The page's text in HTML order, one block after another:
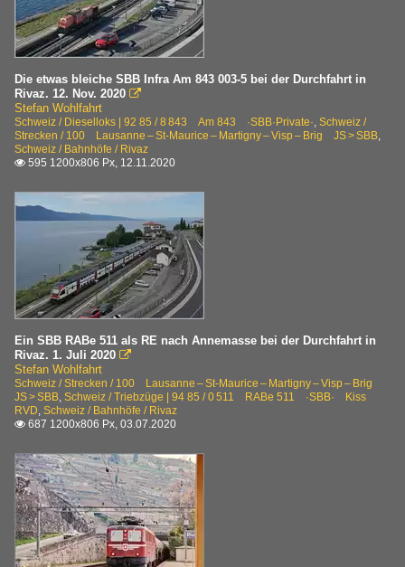
Die etwas bleiche SBB Infra Am 843 003-5 bei der Durchfahrt in
Rivaz. 12. Nov. 2020 
Stefan Wohlfahrt
Schweiz / Dieselloks | 92 85 / 8 843 Am 843 ·SBB·Private·, Schweiz /
Strecken / 100 Lausanne – St-Maurice – Martigny – Visp – Brig JS > SBB,
Schweiz / Bahnhöfe / Rivaz
 595 1200x806 Px, 12.11.2020
Ein SBB RABe 511 als RE nach Annemasse bei der Durchfahrt in
Rivaz. 1. Juli 2020 
Stefan Wohlfahrt
Schweiz / Strecken / 100 Lausanne – St-Maurice – Martigny – Visp – Brig
JS > SBB, Schweiz / Triebzüge | 94 85 / 0 511 RABe 511 ·SBB· Kiss
RVD, Schweiz / Bahnhöfe / Rivaz
 687 1200x806 Px, 03.07.2020